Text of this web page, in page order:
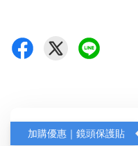
加購優惠｜鏡頭保護貼